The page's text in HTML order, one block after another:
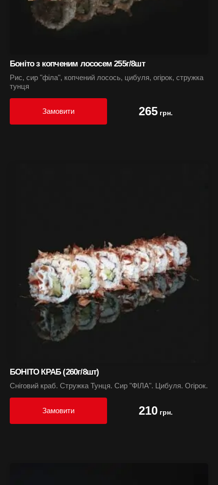
Боніто з копченим лососем 255г/8шт
Рис, сир "філа", копчений лосось, цибуля, огірок, стружка
тунця
Замовити 265грн.
БОНІТО КРАБ (260г/8шт)
Сніговий краб. Стружка Тунця. Сир "ФІЛА". Цибуля. Огірок.
Замовити 210грн.